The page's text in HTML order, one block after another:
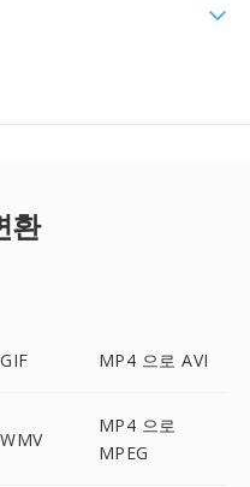
환
MP4 으로 AVI
MP4 으로
MPEG